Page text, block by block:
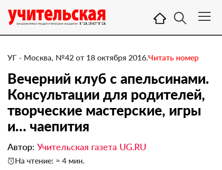
УГ - Москва, №42 от 18 октября 2016.Читать номер
Вечерний клуб с апельсинами.
Консультации для родителей,
творческие мастерские, игры
и… чаепития
Автор: Учительская газета UG.RU
На чтение: ≈ 4 мин.